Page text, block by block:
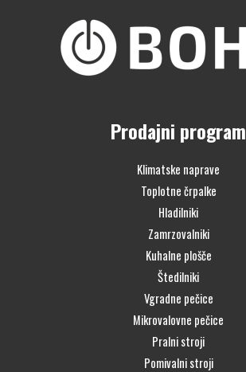
Prodajni program
Klimatske naprave
Toplotne črpalke
Hladilniki
Zamrzovalniki
Kuhalne plošče
Štedilniki
Vgradne pečice
Mikrovalovne pečice
Pralni stroji
Pomivalni stroji